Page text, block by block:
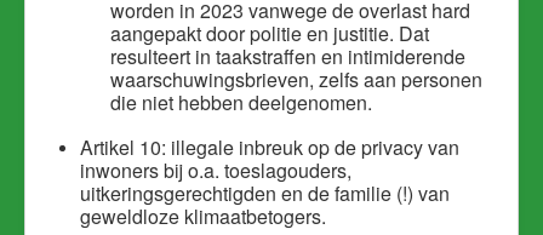
worden in 2023 vanwege de overlast hard
aangepakt door politie en justitie. Dat
resulteert in taakstraffen en intimiderende
waarschuwingsbrieven, zelfs aan personen
die niet hebben deelgenomen.
Artikel 10: illegale inbreuk op de privacy van
inwoners bij o.a. toeslagouders,
uitkeringsgerechtigden en de familie (!) van
geweldloze klimaatbetogers.